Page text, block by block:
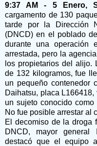
9:37 AM - 5 Enero,
cargamento de 130
tarde por la Dirección
(DNCD) en el poblado
durante una operación
arrestada, pero la
los propietarios del alijo.
de 132 kilogramos, fue
un pequeño contenedor
Daihatsu, placa
un sujeto conocido
No fue posible arrestar al
El decomiso de la droga
DNCD, mayor general
destacó que el equipo